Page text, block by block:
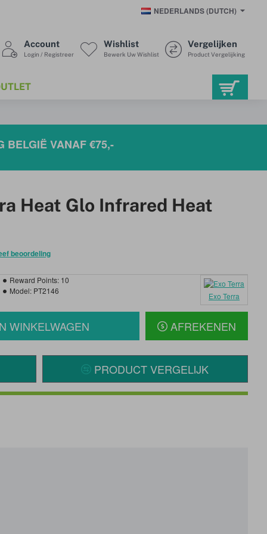
NEDERLANDS (DUTCH)
Account
Login / Registreer
Wishlist
Bewerk Uw Wishlist
Vergelijken
Product Vergelijking
BELGIË VANAF €75,-
Heat Glo Infrared Heat
beoordeling
Reward Points: 10
Model: PT2146
Exo Terra
WINKELWAGEN AFREKENEN
PRODUCT VERGELIJK